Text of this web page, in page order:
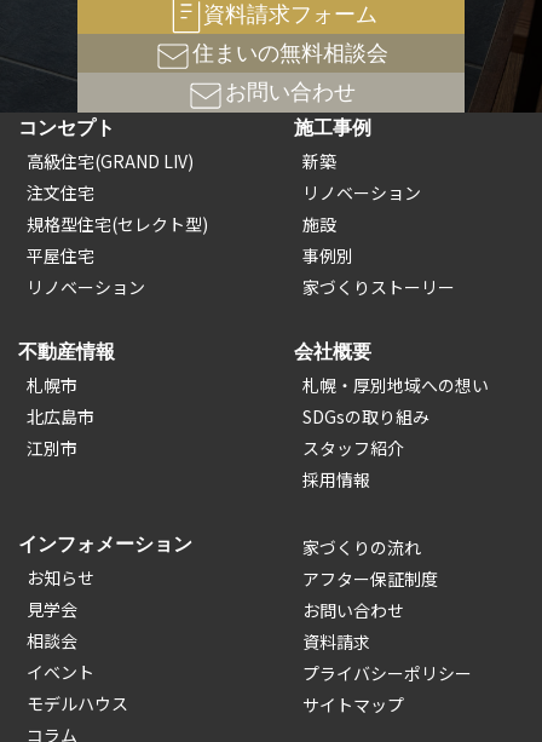
資料請求フォーム
住まいの無料相談会
お問い合わせ
コンセプト
高級住宅(GRAND LIV)
注文住宅
規格型住宅(セレクト型)
平屋住宅
リノベーション
施工事例
新築
リノベーション
施設
事例別
家づくりストーリー
不動産情報
札幌市
北広島市
江別市
会社概要
札幌・厚別地域への想い
SDGsの取り組み
スタッフ紹介
採用情報
インフォメーション
お知らせ
見学会
相談会
イベント
モデルハウス
コラム
家づくりの流れ
アフター保証制度
お問い合わせ
資料請求
プライバシーポリシー
サイトマップ